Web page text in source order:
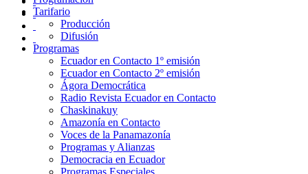
Tarifario
Producción
Difusión
Programas
Ecuador en Contacto 1º emisión
Ecuador en Contacto 2º emisión
Ágora Democrática
Radio Revista Ecuador en Contacto
Chaskinakuy
Amazonía en Contacto
Voces de la Panamazonía
Programas y Alianzas
Democracia en Ecuador
Programas Especiales